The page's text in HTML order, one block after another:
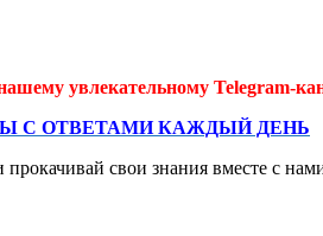
увлекательному Telegram-
С ОТВЕТАМИ КАЖДЫЙ ДЕНЬ
свои знания вместе с